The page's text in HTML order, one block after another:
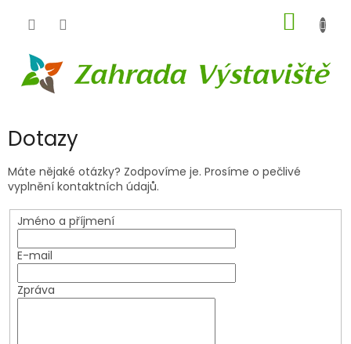
KOŠÍK
Dotazy
Máte nějaké otázky? Zodpovíme je. Prosíme o pečlivé
vyplnění kontaktních údajů.
Jméno a příjmení
E-mail
Zpráva